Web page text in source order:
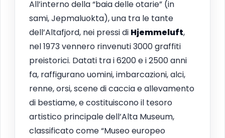
All’interno della “baia delle otarie” (in
sami, Jepmaluokta), una tra le tante
dell’Altafjord, nei pressi di Hjemmeluft,
nel 1973 vennero rinvenuti 3000 graffiti
preistorici. Datati tra i 6200 e i 2500 anni
fa, raffigurano uomini, imbarcazioni, alci,
renne, orsi, scene di caccia e allevamento
di bestiame, e costituiscono il tesoro
artistico principale dell’Alta Museum,
classificato come “Museo europeo